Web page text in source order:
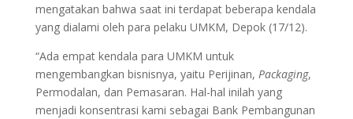
mengatakan bahwa saat ini terdapat beberapa kendala
yang dialami oleh para pelaku UMKM, Depok (17/12).
“Ada empat kendala para UMKM untuk
mengembangkan bisnisnya, yaitu Perijinan, Packaging,
Permodalan, dan Pemasaran. Hal-hal inilah yang
menjadi konsentrasi kami sebagai Bank Pembangunan